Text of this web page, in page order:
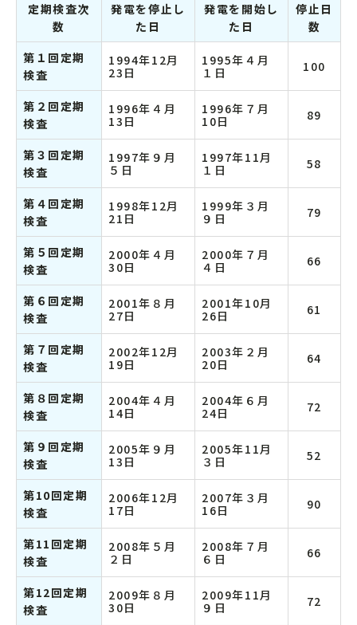
定期検査次
数
発電を停止し
た日
発電を開始し
た日
停止日
数
第１回定期
検査
1994年12月
23日
1995年４月
１日
100
第２回定期
検査
1996年４月
13日
1996年７月
10日
89
第３回定期
検査
1997年９月
５日
1997年11月
１日
58
第４回定期
検査
1998年12月
21日
1999年３月
９日
79
第５回定期
検査
2000年４月
30日
2000年７月
４日
66
第６回定期
検査
2001年８月
27日
2001年10月
26日
61
第７回定期
検査
2002年12月
19日
2003年２月
20日
64
第８回定期
検査
2004年４月
14日
2004年６月
24日
72
第９回定期
検査
2005年９月
13日
2005年11月
３日
52
第10回定期
検査
2006年12月
17日
2007年３月
16日
90
第11回定期
検査
2008年５月
２日
2008年７月
６日
66
第12回定期
検査
2009年８月
30日
2009年11月
９日
72